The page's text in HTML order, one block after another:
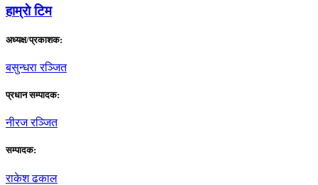
हाम्राे टिम
अध्यक्ष/प्रकाशक:
बसुन्धरा रञ्जित
प्रधान सम्पादक:
नीरज रञ्जित
सम्पादक:
राकेश ढकाल